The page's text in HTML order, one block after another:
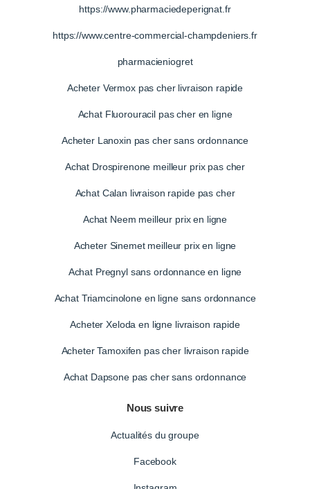
https://www.pharmaciedeperignat.fr
https://www.centre-commercial-champdeniers.fr
pharmacieniogret
Acheter Vermox pas cher livraison rapide
Achat Fluorouracil pas cher en ligne
Acheter Lanoxin pas cher sans ordonnance
Achat Drospirenone meilleur prix pas cher
Achat Calan livraison rapide pas cher
Achat Neem meilleur prix en ligne
Acheter Sinemet meilleur prix en ligne
Achat Pregnyl sans ordonnance en ligne
Achat Triamcinolone en ligne sans ordonnance
Acheter Xeloda en ligne livraison rapide
Acheter Tamoxifen pas cher livraison rapide
Achat Dapsone pas cher sans ordonnance
Nous suivre
Actualités du groupe
Facebook